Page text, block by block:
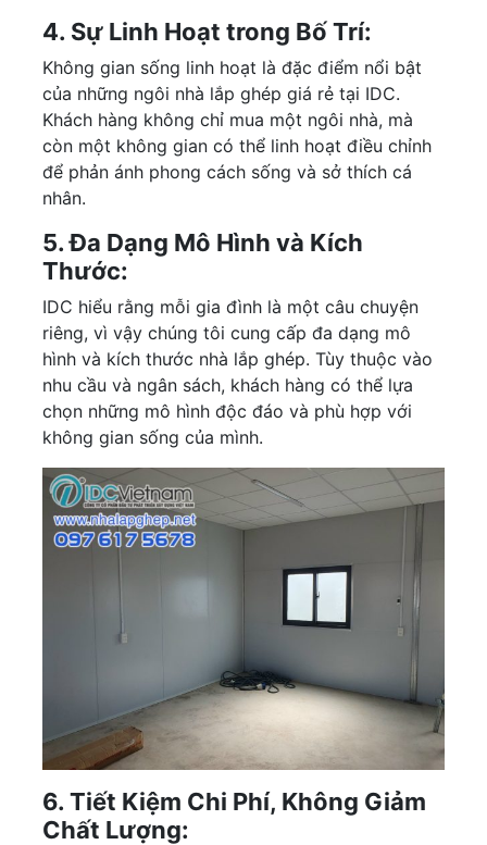
4. Sự Linh Hoạt trong Bố Trí:
Không gian sống linh hoạt là đặc điểm nổi bật
của những ngôi nhà lắp ghép giá rẻ tại IDC.
Khách hàng không chỉ mua một ngôi nhà, mà
còn một không gian có thể linh hoạt điều chỉnh
để phản ánh phong cách sống và sở thích cá
nhân.
5. Đa Dạng Mô Hình và Kích
Thước:
IDC hiểu rằng mỗi gia đình là một câu chuyện
riêng, vì vậy chúng tôi cung cấp đa dạng mô
hình và kích thước nhà lắp ghép. Tùy thuộc vào
nhu cầu và ngân sách, khách hàng có thể lựa
chọn những mô hình độc đáo và phù hợp với
không gian sống của mình.
6. Tiết Kiệm Chi Phí, Không Giảm
Chất Lượng: